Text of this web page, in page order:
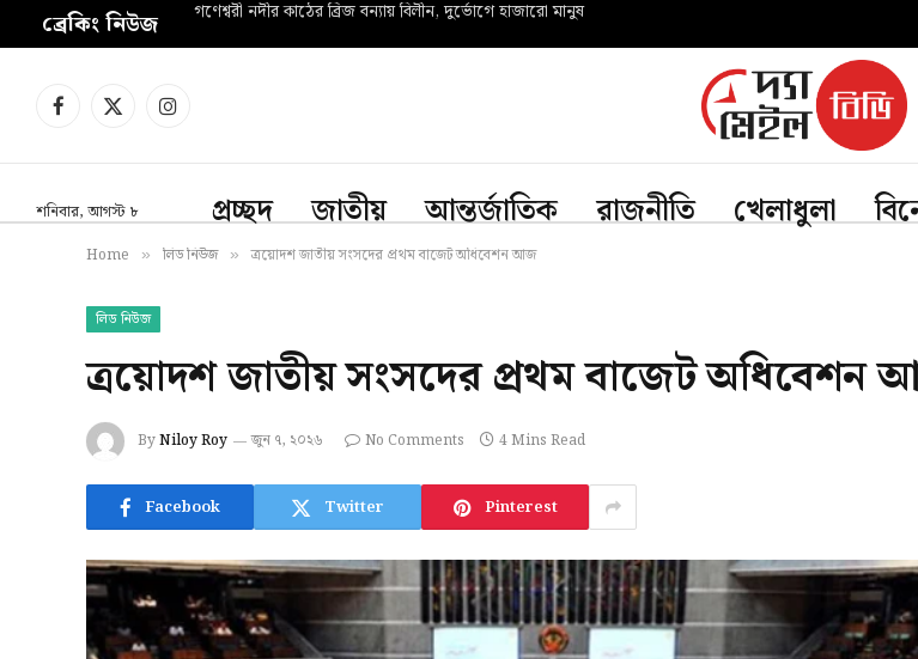
ব্রেকিং নিউজ গণেশ্বরী নদীর কাঠের ব্রিজ বন্যায় বিলীন, দুর্ভোগে হাজারো মানুষ
Facebook
X
Instagram
শনিবার, আগস্ট ৮ প্রচ্ছদ জাতীয় আন্তর্জাতিক রাজনীতি খেলাধুলা
Home » লিড নিউজ » ত্রয়োদশ জাতীয় সংসদের প্রথম বাজেট অধিবেশন আজ
লিড নিউজ
ত্রয়োদশ জাতীয় সংসদের প্রথম বাজেট অধিবেশন
ByNiloy Roy জুন ৭, ২০২৬ No Comments 4 Mins Read
Facebook Twitter Pinterest